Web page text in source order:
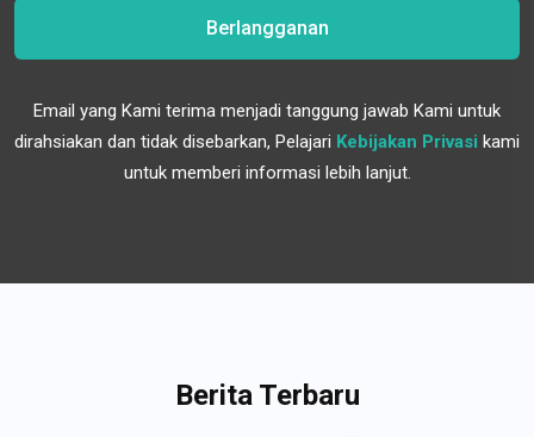
Berlangganan
Email yang Kami terima menjadi tanggung jawab Kami untuk
dirahsiakan dan tidak disebarkan, Pelajari Kebijakan Privasi kami
untuk memberi informasi lebih lanjut.
Berita Terbaru